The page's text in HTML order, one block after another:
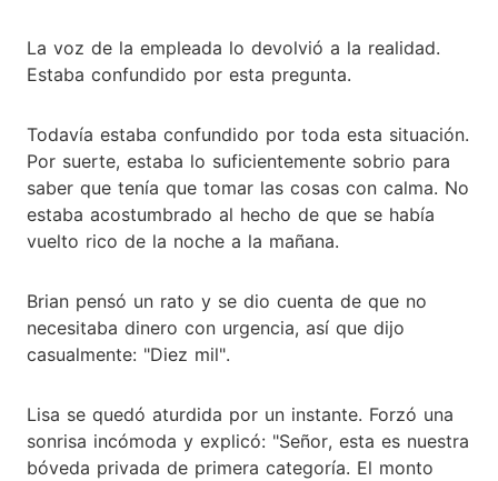
La voz de la empleada lo devolvió a la realidad.
Estaba confundido por esta pregunta.
Todavía estaba confundido por toda esta situación.
Por suerte, estaba lo suficientemente sobrio para
saber que tenía que tomar las cosas con calma. No
estaba acostumbrado al hecho de que se había
vuelto rico de la noche a la mañana.
Brian pensó un rato y se dio cuenta de que no
necesitaba dinero con urgencia, así que dijo
casualmente: "Diez mil".
Lisa se quedó aturdida por un instante. Forzó una
sonrisa incómoda y explicó: "Señor, esta es nuestra
bóveda privada de primera categoría. El monto